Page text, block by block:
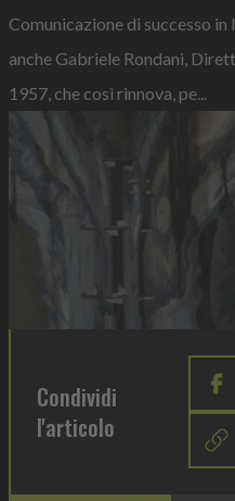
Comunicazione di successo
anche Gabriele Rondani,
1957, che così rinnova, pe...
Condividi
l'articolo